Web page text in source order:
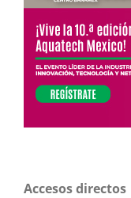
Accesos directos